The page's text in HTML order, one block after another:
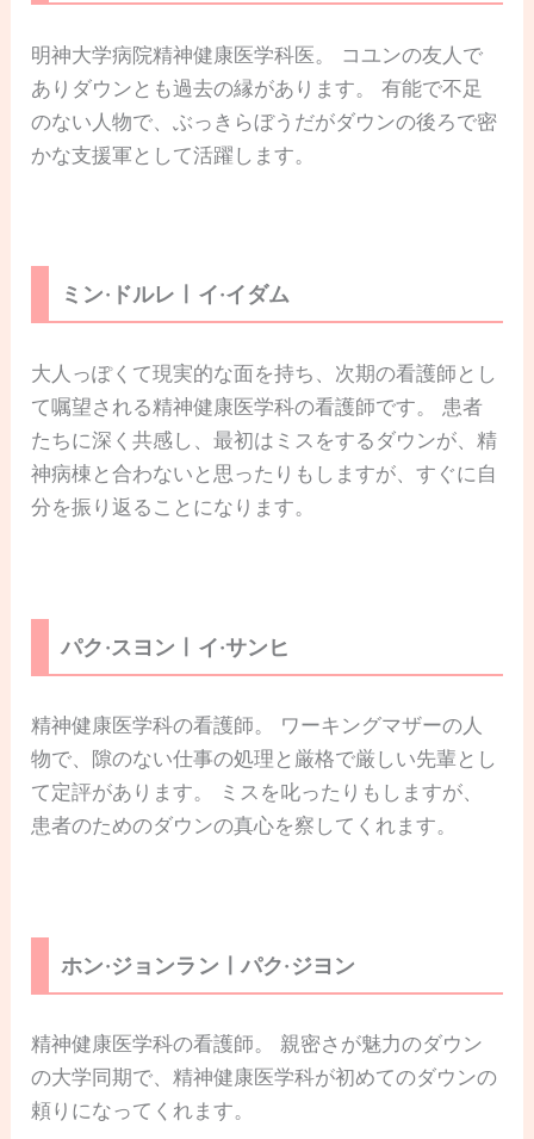
明神大学病院精神健康医学科医。 コユンの友人で
ありダウンとも過去の縁があります。 有能で不足
のない人物で、ぶっきらぼうだがダウンの後ろで密
かな支援軍として活躍します。
ミン·ドルレㅣイ·イダム
大人っぽくて現実的な面を持ち、次期の看護師とし
て嘱望される精神健康医学科の看護師です。 患者
たちに深く共感し、最初はミスをするダウンが、精
神病棟と合わないと思ったりもしますが、すぐに自
分を振り返ることになります。
パク·スヨンㅣイ·サンヒ
精神健康医学科の看護師。 ワーキングマザーの人
物で、隙のない仕事の処理と厳格で厳しい先輩とし
て定評があります。 ミスを叱ったりもしますが、
患者のためのダウンの真心を察してくれます。
ホン·ジョンランㅣパク·ジヨン
精神健康医学科の看護師。 親密さが魅力のダウン
の大学同期で、精神健康医学科が初めてのダウンの
頼りになってくれます。